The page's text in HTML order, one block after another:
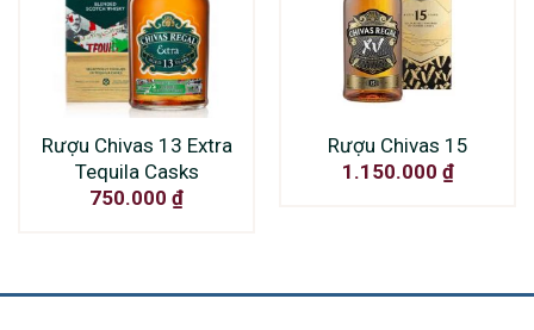
Rượu Chivas 13 Extra
Tequila Casks
750.000 ₫
Rượu Chivas 15
1.150.000 ₫